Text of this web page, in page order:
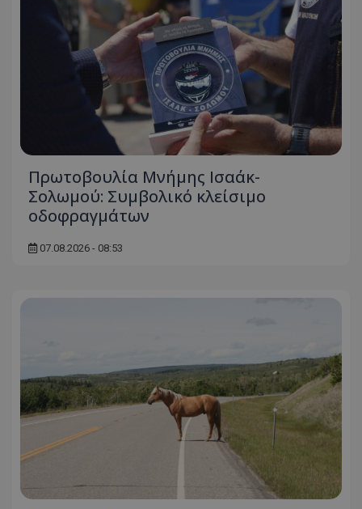
Πρωτοβουλία Μνήμης Ισαάκ-
Σολωμού: Συμβολικό κλείσιμο
οδοφραγμάτων
07.08.2026 - 08:53